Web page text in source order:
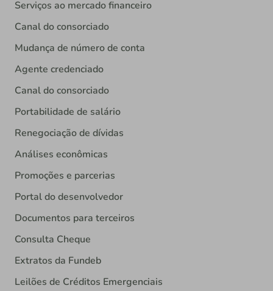
Serviços ao mercado financeiro
Canal do consorciado
Mudança de número de conta
Agente credenciado
Canal do consorciado
Portabilidade de salário
Renegociação de dívidas
Análises econômicas
Promoções e parcerias
Portal do desenvolvedor
Documentos para terceiros
Consulta Cheque
Extratos da Fundeb
Leilões de Créditos Emergenciais